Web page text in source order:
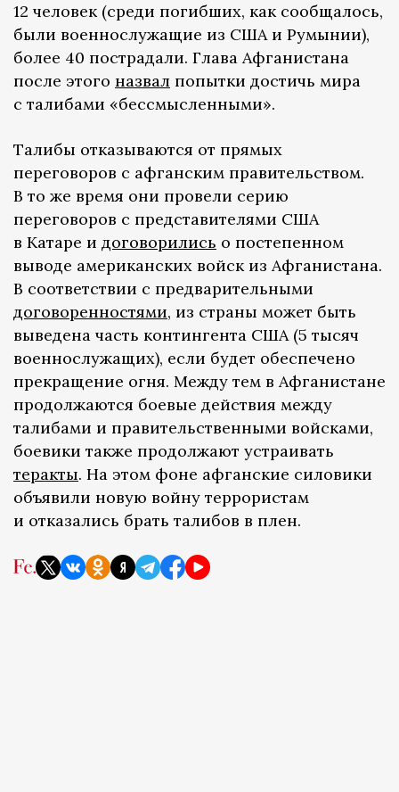
12 человек (среди погибших, как сообщалось,
были военнослужащие из США и Румынии),
более 40 пострадали. Глава Афганистана
после этого назвал попытки достичь мира
с талибами «бессмысленными».
Талибы отказываются от прямых
переговоров с афганским правительством.
В то же время они провели серию
переговоров с представителями США
в Катаре и договорились о постепенном
выводе американских войск из Афганистана.
В соответствии с предварительными
договоренностями, из страны может быть
выведена часть контингента США (5 тысяч
военнослужащих), если будет обеспечено
прекращение огня. Между тем в Афганистане
продолжаются боевые действия между
талибами и правительственными войсками,
боевики также продолжают устраивать
теракты. На этом фоне афганские силовики
объявили новую войну террористам
и отказались брать талибов в плен.